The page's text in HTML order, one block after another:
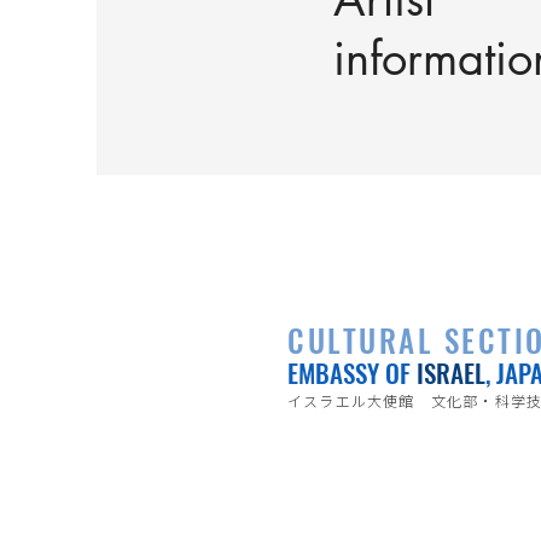
CULTURAL
EMBASSY OFISRAEL,
イスラエル大使館 文化部・科学